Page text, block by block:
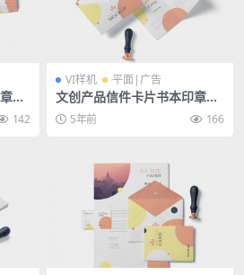
办
142
VI样机 平面|广告
文创产品信件卡片书本印章办
公用品psd样机
5年前 166